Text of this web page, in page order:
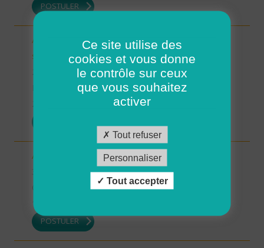
POSTULER
Auxiliaire de Vie/Accompagnant Educatif et Social
sur ROSCOFF (H/F)
29 - Finistère
Possibilité de CDI ou CDD
Auxiliaire de vie sociale - secteur Estang (H/F)
19/12/2025
POSTULER
Ce site utilise des
cookies et vous donne
le contrôle sur ceux
que vous souhaitez
activer
Tout refuser
Personnaliser
Tout accepter